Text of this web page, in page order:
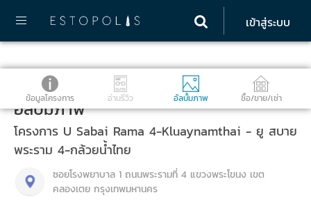
เข้าสู่ระบบ
ข้อมูลโครงการ อ่านรีวิว อัลบั้มภาพ ซื้อ/ขาย/เช่า
อัลบั้มภาพ
โครงการ U Sabai Rama 4-Kluaynamthai - ยู สบาย
พระราม 4-กล้วยน้ำไทย
ซอยโรงพยาบาล 1 ถนนพระรามที่ 4 แขวงพระโขนง เขต
คลองเตย กรุงเทพมหานคร